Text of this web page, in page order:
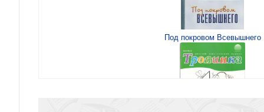
Под покровом Всевышнего